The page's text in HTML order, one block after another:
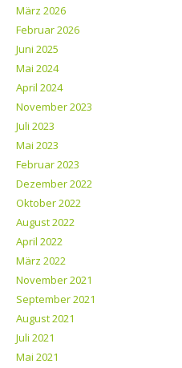
März 2026
Februar 2026
Juni 2025
Mai 2024
April 2024
November 2023
Juli 2023
Mai 2023
Februar 2023
Dezember 2022
Oktober 2022
August 2022
April 2022
März 2022
November 2021
September 2021
August 2021
Juli 2021
Mai 2021